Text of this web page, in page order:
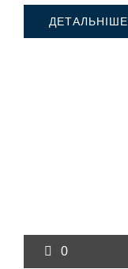
ДЕТАЛЬНІШЕ
0